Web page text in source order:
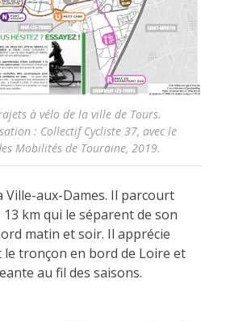
à vélo de la ville de Tours.
: Collectif Cycliste 37, avec le
Mobilités de Touraine, 2019.
Ville-aux-Dames. Il parcourt
13 km qui le séparent de son
matin et soir. Il apprécie
tronçon en bord de Loire et
au fil des saisons.